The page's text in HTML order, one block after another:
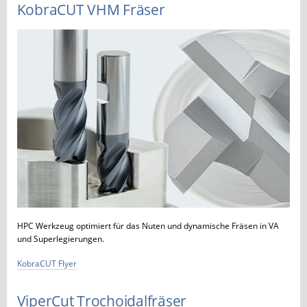
KobraCUT VHM Fräser
HPC Werkzeug optimiert für das Nuten und dynamische Fräsen in VA
und Superlegierungen.
KobraCUT Flyer
ViperCut Trochoidalfräser